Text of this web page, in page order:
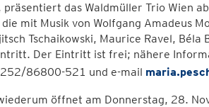
das Waldmüller Trio Wien
mit Musik von Wolfgang Amadeus
Tschaikowski, Maurice Ravel, Béla
Der Eintritt ist frei; nähere
86800-521 und e-mail
öffnet am Donnerstag, 28.